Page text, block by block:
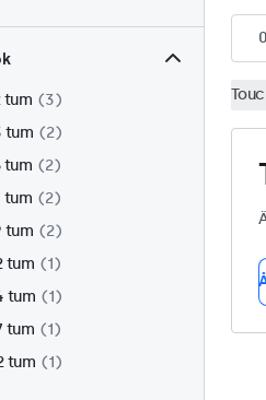
tum
3
tum
2
tum
2
tum
2
tum
2
tum
1
tum
1
tum
1
tum
1
0